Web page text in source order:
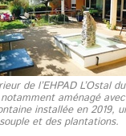
de l’EHPAD L’Ostal du
aménagé avec
installée en 2019,
et des plantations.